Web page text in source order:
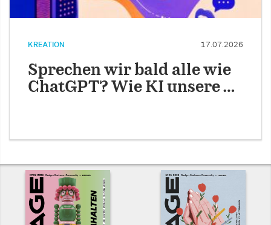
KREATION 17.07.2026
Sprechen wir bald alle wie
ChatGPT? Wie KI unsere …